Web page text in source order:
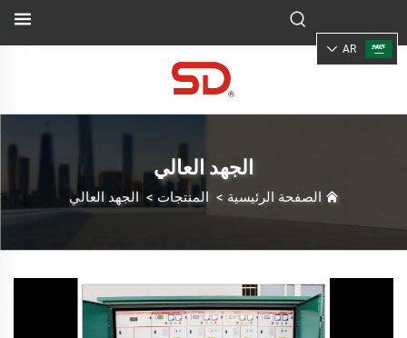
AR
الجهد العالي
الصفحة الرئيسية > المنتجات > الجهد العالي